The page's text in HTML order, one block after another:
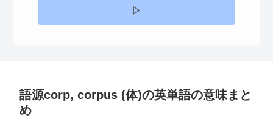
▷
語源corp, corpus (体)の英単語の意味まと
め